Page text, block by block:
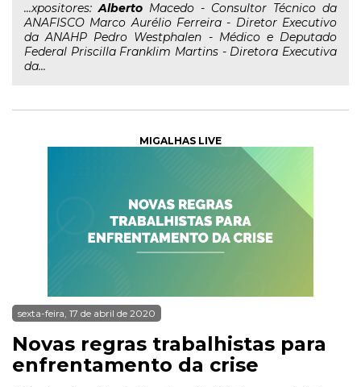
...xpositores:Alberto Macedo - Consultor Técnico da
ANAFISCO Marco Aurélio Ferreira - Diretor Executivo
da ANAHP Pedro Westphalen - Médico e Deputado
Federal Priscilla Franklim Martins - Diretora Executiva
da...
MIGALHAS LIVE
sexta-feira, 17 de abril de 2020
Novas regras trabalhistas para
enfrentamento da crise